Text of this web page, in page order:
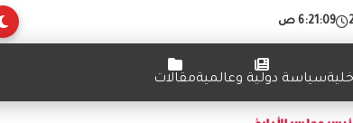
6:21:10 ص
سياسة دولية وعالميةمقالات